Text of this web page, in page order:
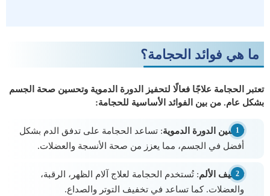
ما هي فوائد الحجامة؟
تعتبر الحجامة علاجًا فعالًا لتحفيز الدورة الدموية وتحسين صحة الجسم
بشكل عام. من بين الفوائد الأساسية للحجامة:
تحسين الدورة الدموية: تساعد الحجامة على تدفق الدم بشكل
أفضل في الجسم، مما يعزز من صحة الأنسجة والعضلات.
تخفيف الألم: تُستخدم الحجامة لعلاج آلام الظهر، الرقبة،
والعضلات. كما تساعد في تخفيف التوتر والصداع.